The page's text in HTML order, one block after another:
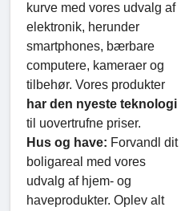
kurve med vores udvalg af
elektronik, herunder
smartphones, bærbare
computere, kameraer og
tilbehør. Vores produkter
har den nyeste teknologi
til uovertrufne priser.
Hus og have: Forvandl dit
boligareal med vores
udvalg af hjem- og
haveprodukter. Oplev alt